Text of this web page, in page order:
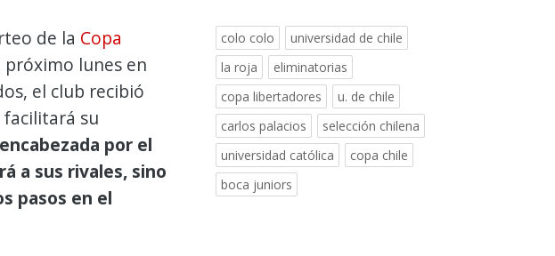
de la Copa
próximo lunes en
el club recibió
su
por el
a sus rivales, sino
pasos en el
colo colo
universidad de chile
la roja
eliminatorias
copa libertadores
u. de chile
carlos palacios
selección chilena
universidad católica
copa chile
boca juniors